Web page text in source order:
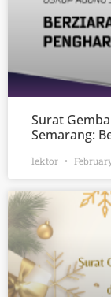
Surat
Semarang:
lektor